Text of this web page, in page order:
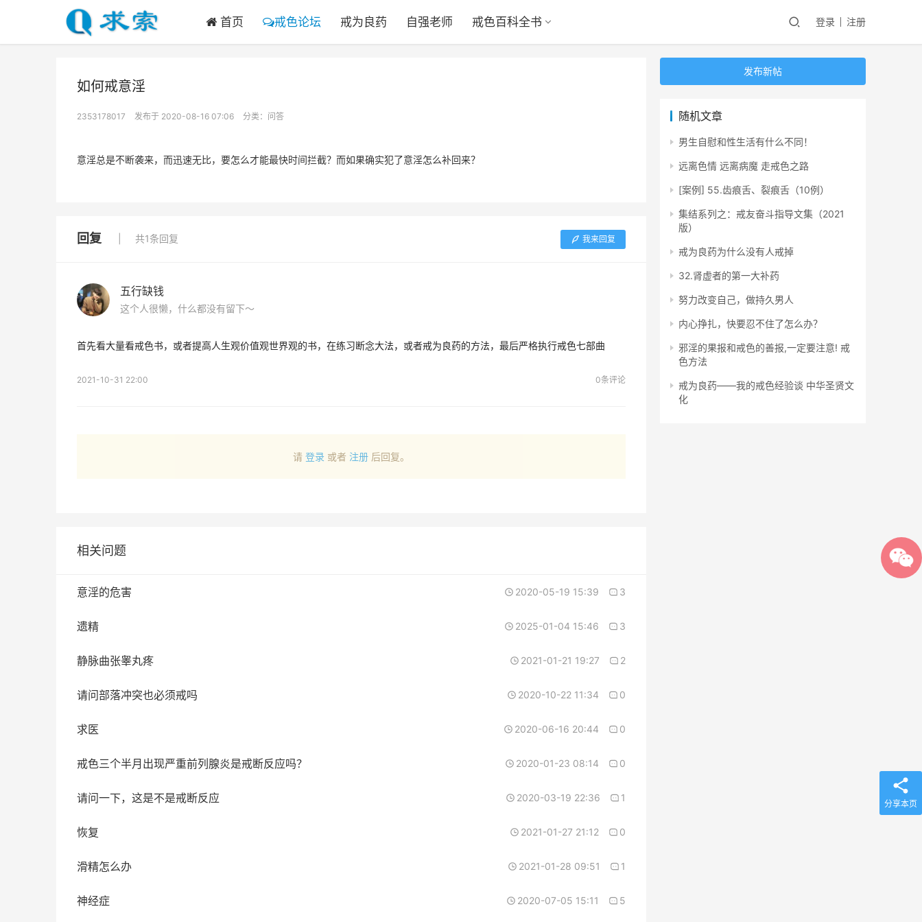
首页 戒色论坛 戒为良药 自强老师 戒色百科全书 登录 注册
如何戒意淫
2353178017 发布于 2020-08-16 07:06 分类： 问答
意淫总是不断袭来，而迅速无比，要怎么才能最快时间拦截？而如果确实犯了意淫怎么补回来？
回复 共1条回复 我来回复
五行缺钱
这个人很懒，什么都没有留下～
首先看大量看戒色书，或者提高人生观价值观世界观的书，在练习断念大法，或者戒为良药的方法，最后严格执行戒色七部曲
2021-10-31 22:00 0条评论
请 登录 或者 注册 后回复。
相关问题
意淫的危害 2020-05-19 15:39 3
遗精 2025-01-04 15:46 3
静脉曲张睾丸疼 2021-01-21 19:27 2
请问部落冲突也必须戒吗 2020-10-22 11:34 0
求医 2020-06-16 20:44 0
戒色三个半月出现严重前列腺炎是戒断反应吗？ 2020-01-23 08:14 0
请问一下，这是不是戒断反应 2020-03-19 22:36 1
恢复 2021-01-27 21:12 0
滑精怎么办 2021-01-28 09:51 1
神经症 2020-07-05 15:11 5
发布新帖
随机文章
男生自慰和性生活有什么不同！
远离色情 远离病魔 走戒色之路
[案例] 55.齿痕舌、裂痕舌（10例）
集结系列之：戒友奋斗指导文集（2021
版）
戒为良药为什么没有人戒掉
32.肾虚者的第一大补药
努力改变自己，做持久男人
内心挣扎，快要忍不住了怎么办？
邪淫的果报和戒色的善报,一定要注意! 戒
色方法
戒为良药——我的戒色经验谈 中华圣贤文
化
分享本页